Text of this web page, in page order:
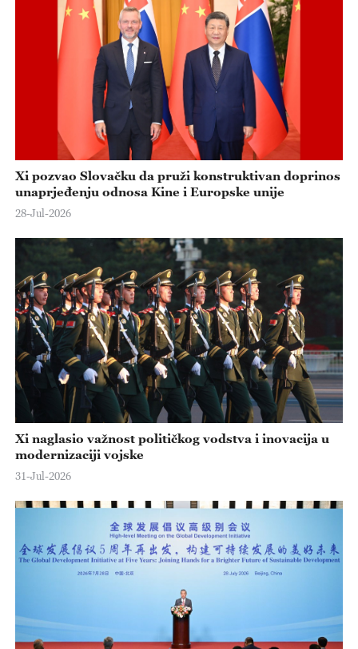
Xi pozvao Slovačku da pruži konstruktivan doprinos
unaprjeđenju odnosa Kine i Europske unije
28-Jul-2026
Xi naglasio važnost političkog vodstva i inovacija u
modernizaciji vojske
31-Jul-2026